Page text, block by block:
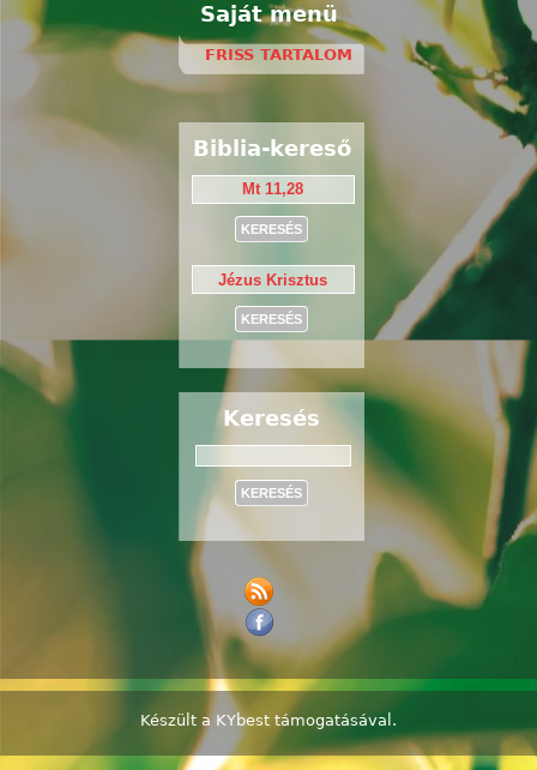
Saját menü
FRISS TARTALOM
Biblia-kereső
Keresés
Készült a KYbest támogatásával.